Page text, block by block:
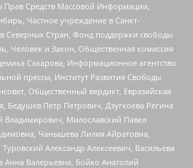
Средств Массовой Информации,
Частное учреждение в Санкт-
Северных Стран, Фонд поддержки свободы
Человек и Закон, Общественная комиссия
Сахарова, Информационное агентство
прессы, Институт Развития Свободы
Общественный вердикт, Евразийская
Бедушев Петр Петрович, Дзугкоева Регина
Владимирович, Милославский Павел
Чанышева Лилия Айратовна,
Александр Алексеевич, Васильева
Анна Валерьевна, Бойко Анатолий